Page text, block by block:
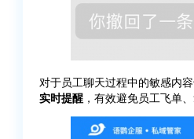
对于员工聊天过程中的敏感内
实时提醒 ，有效避免员工飞单